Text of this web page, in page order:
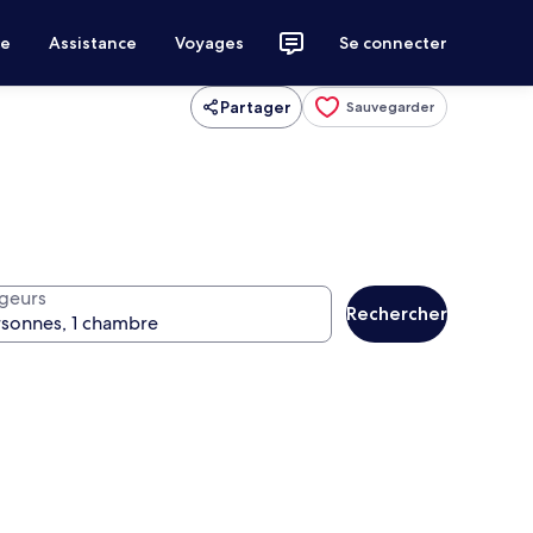
Assistance Voyages Se connecter
Partager Sauvegarder
Rechercher